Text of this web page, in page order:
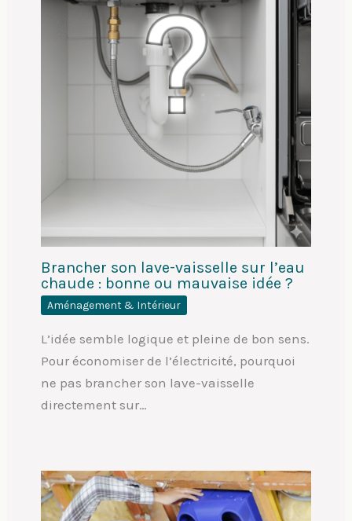
Brancher son lave-vaisselle sur l’eau
chaude : bonne ou mauvaise idée ?
Aménagement & Intérieur
L’idée semble logique et pleine de bon sens.
Pour économiser de l’électricité, pourquoi
ne pas brancher son lave-vaisselle
directement sur…